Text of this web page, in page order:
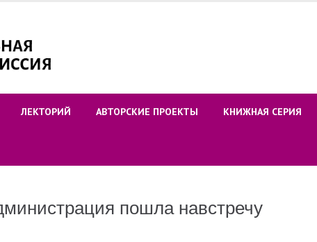
ЛЕКТОРИЙ АВТОРСКИЕ ПРОЕКТЫ КНИЖНАЯ СЕРИЯ
пошла навстречу